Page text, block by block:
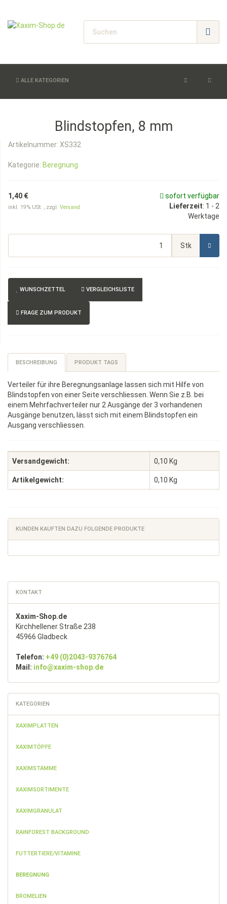
ALLE KATEGORIEN
Blindstopfen, 8 mm
Artikelnummer: XS332
Kategorie: Beregnung
1,40 €
inkl. 19% USt. , zzgl. Versand
sofort verfügbar
Lieferzeit: 1 - 2
Werktage
Stk
WUNSCHZETTEL VERGLEICHSLISTE
FRAGE ZUM PRODUKT
BESCHREIBUNG PRODUKT TAGS
Verteiler für ihre Beregnungsanlage lassen sich mit Hilfe von
Blindstopfen von einer Seite verschliessen. Wenn Sie z.B. bei
einem Mehrfachverteiler nur 2 Ausgänge der 3 vorhandenen
Ausgänge benutzen, lässt sich mit einem Blindstopfen ein
Ausgang verschliessen.
Versandgewicht: 0,10 Kg
Artikelgewicht: 0,10 Kg
KUNDEN KAUFTEN DAZU FOLGENDE PRODUKTE
KONTAKT
Xaxim-Shop.de
Kirchhellener Straße 238
45966 Gladbeck
Telefon: +49 (0)2043-9376764
Mail: info@xaxim-shop.de
KATEGORIEN
XAXIMPLATTEN
XAXIMTÖPFE
XAXIMSTÄMME
XAXIMSORTIMENTE
XAXIMGRANULAT
RAINFOREST BACKGROUND
FUTTERTIERE/VITAMINE
BEREGNUNG
BROMELIEN